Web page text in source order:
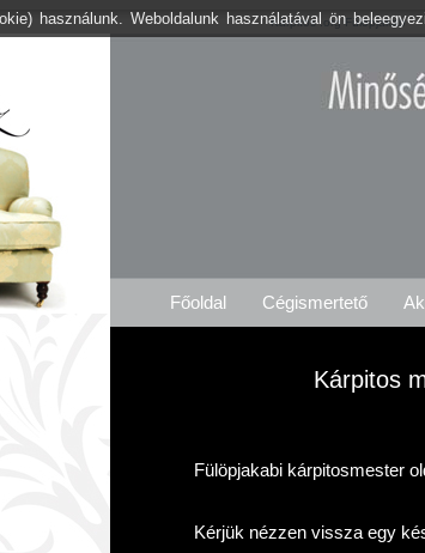
Kárpitos .org Fülöpjakab
Főoldal Cégismertető
Kárpitos
Fülöpjakabi kárpitosmester
Kérjük nézzen vissza egy
használunk. Weboldalunk használatával ön